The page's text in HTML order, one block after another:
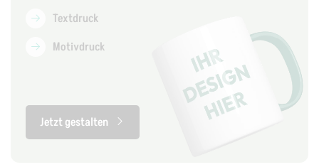
Textdruck
Motivdruck
Jetzt gestalten